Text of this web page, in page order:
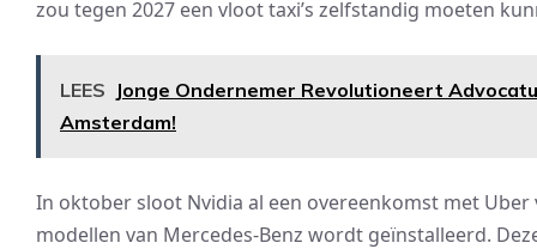
zou tegen 2027 een vloot taxi’s zelfstandig moeten
LEES Jonge Ondernemer Revolutioneert
Amsterdam!
In oktober sloot Nvidia al een overeenkomst met
modellen van Mercedes-Benz wordt geïnstalleerd.